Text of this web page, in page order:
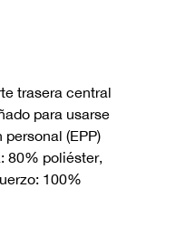
trasera central
para usarse
(EPP)
80% poliéster,
100%